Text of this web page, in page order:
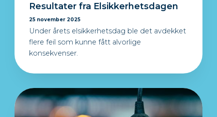
Resultater fra Elsikkerhetsdagen
25 november 2025
Under årets elsikkerhetsdag ble det avdekket
flere feil som kunne fått alvorlige
konsekvenser.